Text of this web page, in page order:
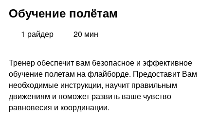
Обучение полётам
1 райдер 20 мин
Тренер обеспечит вам безопасное и эффективное
обучение полетам на флайборде. Предоставит Вам
необходимые инструкции, научит правильным
движениям и поможет развить ваше чувство
равновесия и координации.